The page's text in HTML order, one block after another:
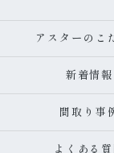
アスターのこ
新着情報
間取り事
よくある質